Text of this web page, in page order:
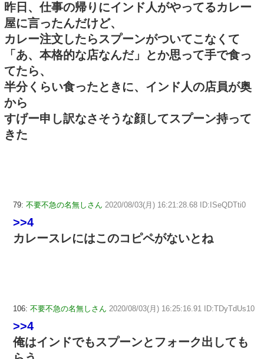
昨日、仕事の帰りにインド人がやってるカレー
屋に言ったんだけど、
カレー注文したらスプーンがついてこなくて
「あ、本格的な店なんだ」とか思って手で食っ
てたら、
半分くらい食ったときに、インド人の店員が奥
から
すげー申し訳なさそうな顔してスプーン持って
きた
79: 不要不急の名無しさん 2020/08/03(月) 16:21:28.68 ID:ISeQDTti0
>>4
カレースレにはこのコピペがないとね
106: 不要不急の名無しさん 2020/08/03(月) 16:25:16.91 ID:TDyTdUs10
>>4
俺はインドでもスプーンとフォーク出しても